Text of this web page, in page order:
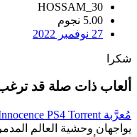
HOSSAM_30
5.00 نجوم
27 نوفمبر 2022
شكرا
ألعاب ذات صلة قد ترغب
مُعرَّبة A Plague Tale Innocence PS4 Torrent
يواجهان وحشية العالم